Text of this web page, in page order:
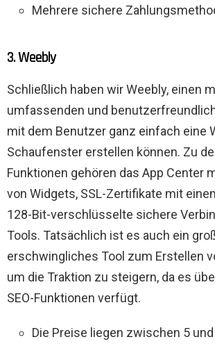
Mehrere sichere
3. Weebly
Schließlich haben wir Weebly, einen
umfassenden und
mit dem Benutzer ganz einfach eine
Schaufenster erstellen können. Zu
Funktionen gehören das App Center
von Widgets, SSL-Zertifikate mit
128-Bit-verschlüsselte sichere
Tools. Tatsächlich ist es auch ein
erschwingliches Tool zum Erstellen
um die Traktion zu steigern, da es
SEO-Funktionen verfügt.
Die Preise liegen zwischen 5